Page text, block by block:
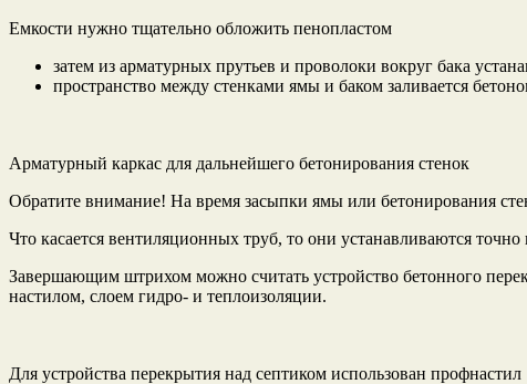
Емкости нужно тщательно обложить пенопластом
затем из арматурных прутьев и проволоки вокруг бака
пространство между стенками ямы и баком заливается
Арматурный каркас для дальнейшего бетонирования стенок
Обратите внимание! На время засыпки ямы или бетонирования
Что касается вентиляционных труб, то они устанавливаются
Завершающим штрихом можно считать устройство бетонного
настилом, слоем гидро- и теплоизоляции.
Для устройства перекрытия над септиком использован профнастил